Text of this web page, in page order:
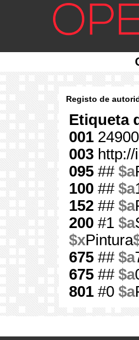
Registo de
Etiqueta
001
003
095 ## $a
100 ## $a
152 ## $a
200 #1 $a
$xPintura
675 ## $a
675 ## $a
801 #0 $a